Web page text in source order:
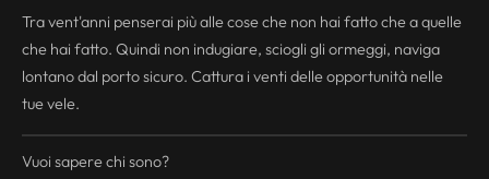
Tra vent'anni penserai più alle cose che non hai fatto che a quelle
che hai fatto. Quindi non indugiare, sciogli gli ormeggi, naviga
lontano dal porto sicuro. Cattura i venti delle opportunità nelle
tue vele.
Vuoi sapere chi sono?